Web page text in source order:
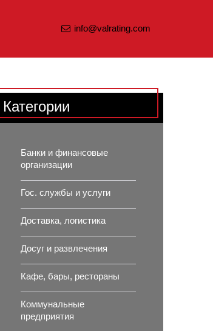
info@valrating.com
Категории
Банки и финансовые
организации
Гос. службы и услуги
Доставка, логистика
Досуг и развлечения
Кафе, бары, рестораны
Коммунальные
предприятия